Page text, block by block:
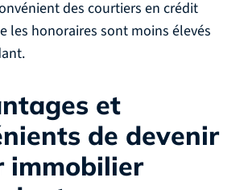
des courtiers en crédit
les honoraires sont moins élevés
et
de devenir
immobilier